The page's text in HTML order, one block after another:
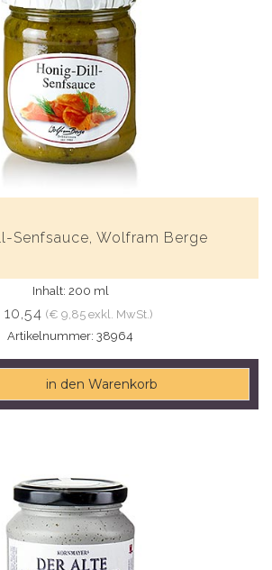
Senfsauce, Wolfram Berge
Inhalt: 200 ml
(€ 9,85 exkl. MwSt.)
Artikelnummer: 38964
in den Warenkorb